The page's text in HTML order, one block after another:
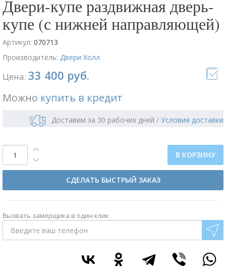
Двери-купе раздвижная дверь-
купе (с нижней направляющей)
Артикул: 070713
Производитель: Двери Холл
Цена: 33 400 руб.
Можно купить в кредит
Доставим за 30 рабочих дней / Условия доставки
В КОРЗИНУ
СДЕЛАТЬ БЫСТРЫЙ ЗАКАЗ
Вызвать замерщика в один клик